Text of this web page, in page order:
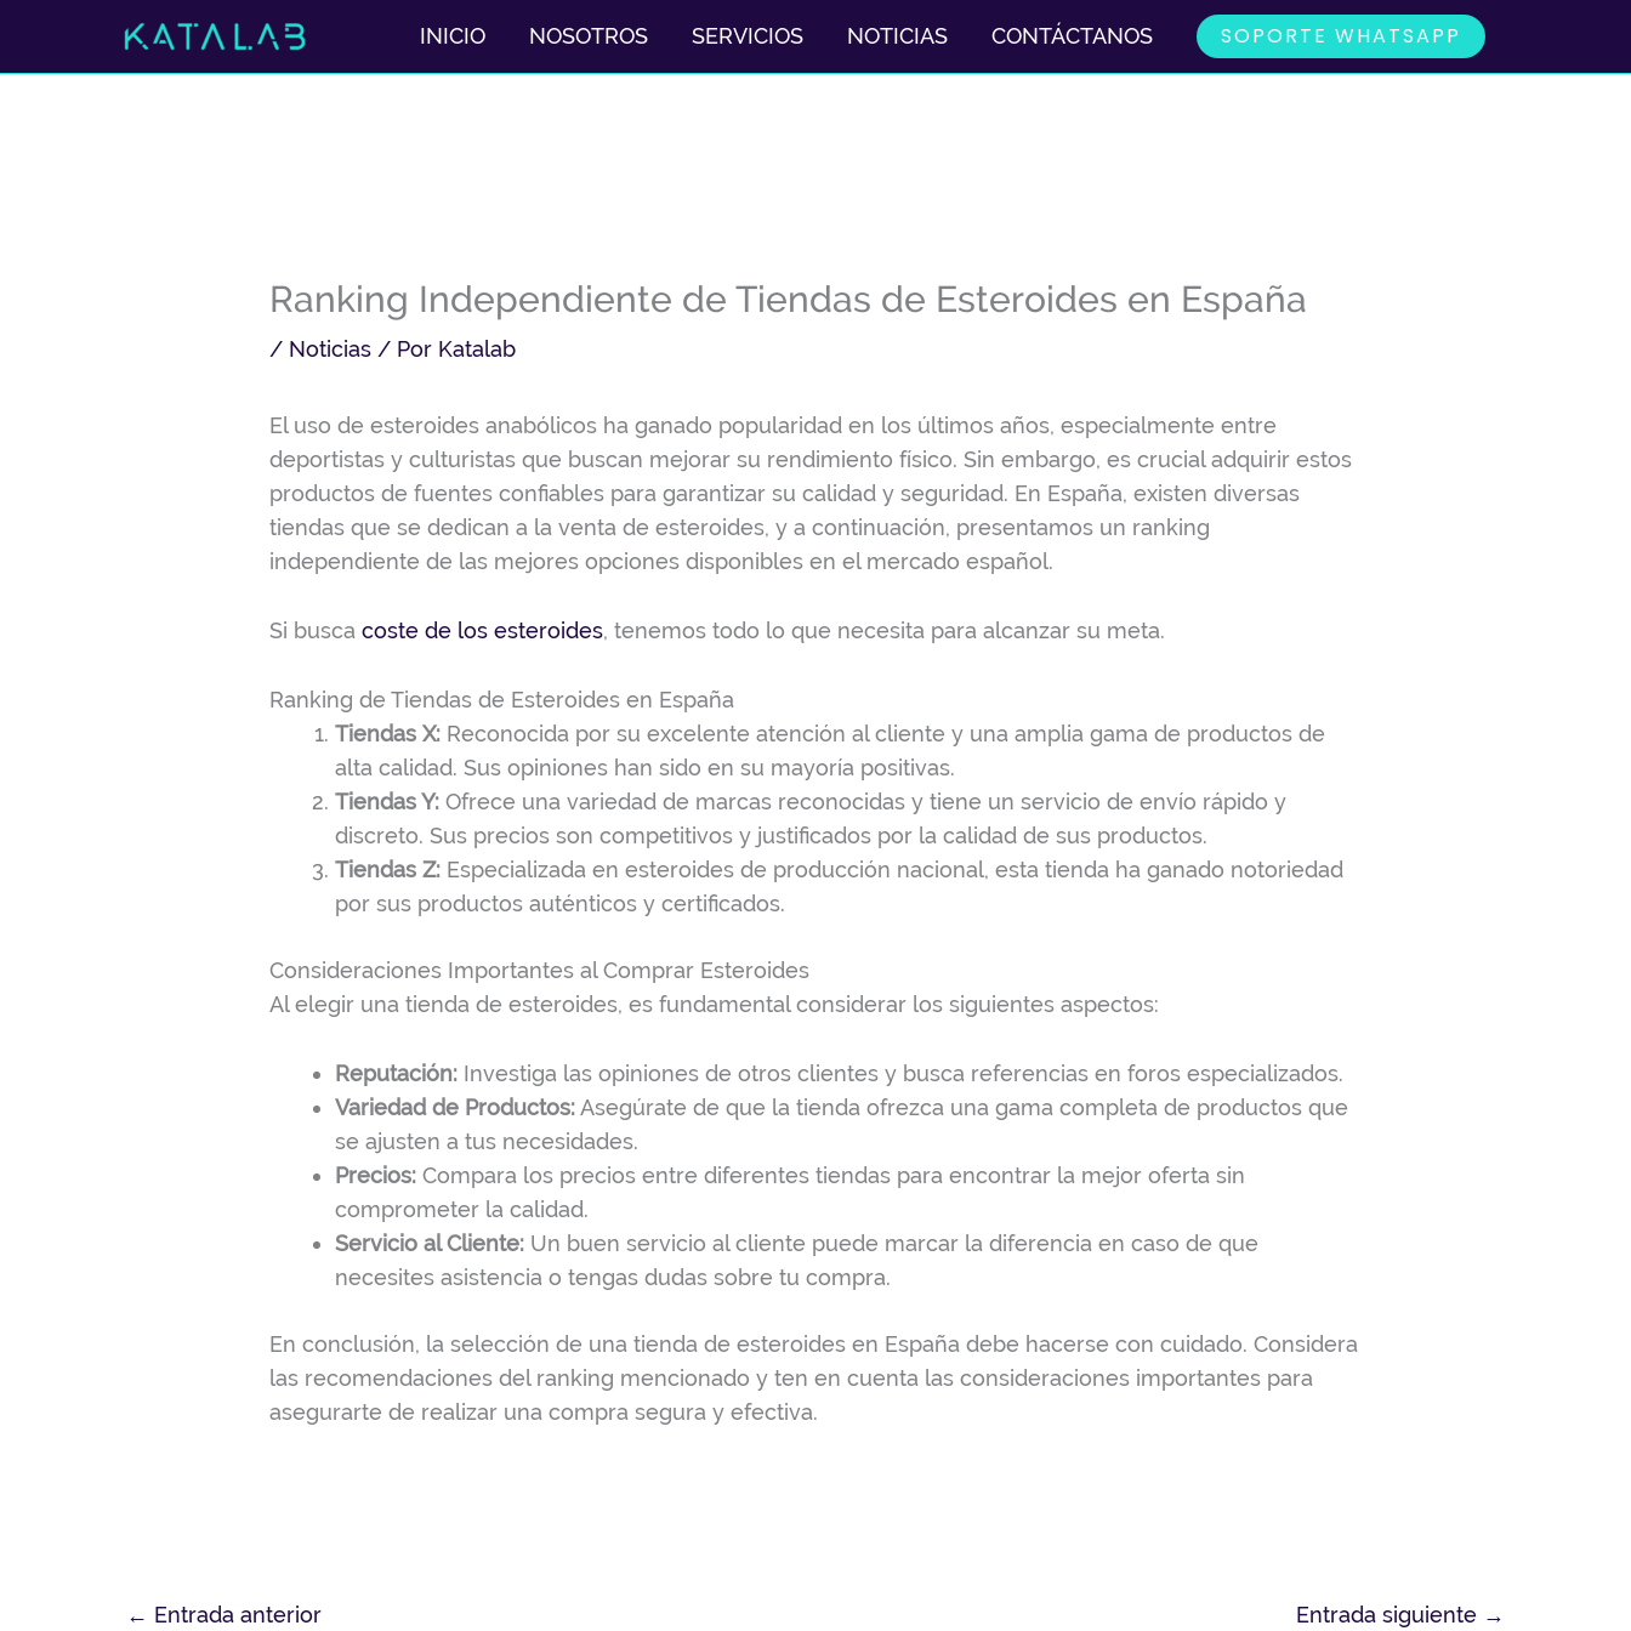
INICIO NOSOTROS SERVICIOS NOTICIAS CONTÁCTANOS SOPORTE WHATSAPP
Ranking Independiente de Tiendas de Esteroides en España
/ Noticias / Por Katalab
El uso de esteroides anabólicos ha ganado popularidad en los últimos años, especialmente entre
deportistas y culturistas que buscan mejorar su rendimiento físico. Sin embargo, es crucial adquirir estos
productos de fuentes confiables para garantizar su calidad y seguridad. En España, existen diversas
tiendas que se dedican a la venta de esteroides, y a continuación, presentamos un ranking
independiente de las mejores opciones disponibles en el mercado español.
Si buscacoste de los esteroides, tenemos todo lo que necesita para alcanzar su meta.
Ranking de Tiendas de Esteroides en España
Tiendas X: Reconocida por su excelente atención al cliente y una amplia gama de productos de
alta calidad. Sus opiniones han sido en su mayoría positivas.
Tiendas Y: Ofrece una variedad de marcas reconocidas y tiene un servicio de envío rápido y
discreto. Sus precios son competitivos y justificados por la calidad de sus productos.
Tiendas Z: Especializada en esteroides de producción nacional, esta tienda ha ganado notoriedad
por sus productos auténticos y certificados.
Consideraciones Importantes al Comprar Esteroides
Al elegir una tienda de esteroides, es fundamental considerar los siguientes aspectos:
Reputación: Investiga las opiniones de otros clientes y busca referencias en foros especializados.
Variedad de Productos:Asegúrate de que la tienda ofrezca una gama completa de productos que
se ajusten a tus necesidades.
Precios: Compara los precios entre diferentes tiendas para encontrar la mejor oferta sin
comprometer la calidad.
Servicio al Cliente: Un buen servicio al cliente puede marcar la diferencia en caso de que
necesites asistencia o tengas dudas sobre tu compra.
En conclusión, la selección de una tienda de esteroides en España debe hacerse con cuidado. Considera
las recomendaciones del ranking mencionado y ten en cuenta las consideraciones importantes para
asegurarte de realizar una compra segura y efectiva.
← Entrada anterior Entrada siguiente →